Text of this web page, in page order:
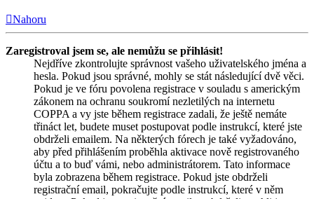
Nahoru
Zaregistroval jsem se, ale nemůžu se přihlásit!
Nejdříve zkontrolujte správnost vašeho uživatelského jména a
hesla. Pokud jsou správné, mohly se stát následující dvě věci.
Pokud je ve fóru povolena registrace v souladu s americkým
zákonem na ochranu soukromí nezletilých na internetu
COPPA a vy jste během registrace zadali, že ještě nemáte
třináct let, budete muset postupovat podle instrukcí, které jste
obdrželi emailem. Na některých fórech je také vyžadováno,
aby před přihlášením proběhla aktivace nově registrovaného
účtu a to buď vámi, nebo administrátorem. Tato informace
byla zobrazena během registrace. Pokud jste obdrželi
registrační email, pokračujte podle instrukcí, které v něm